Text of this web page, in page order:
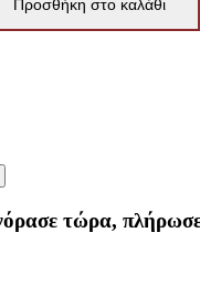
Προσθήκη στο καλάθι
τώρα,